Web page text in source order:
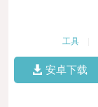
工具
安卓下载